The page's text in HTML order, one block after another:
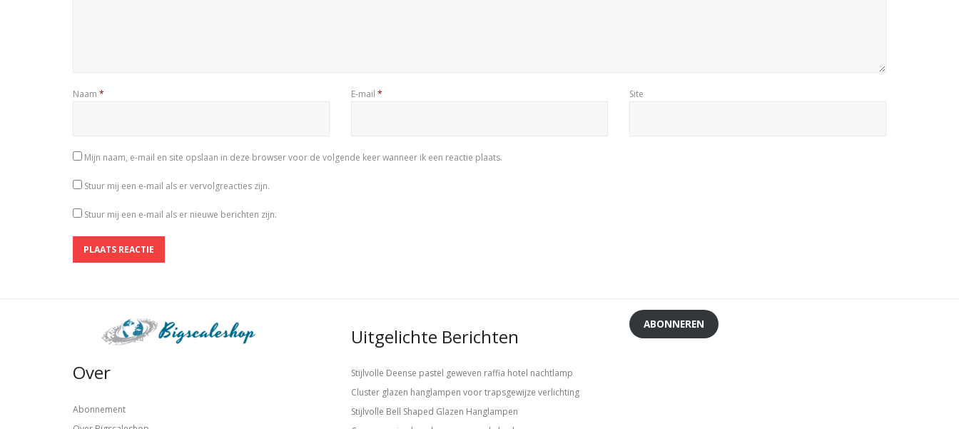
Naam * E-mail * Site
Mijn naam, e-mail en site opslaan in deze browser voor de volgende keer wanneer ik een reactie plaats.
Stuur mij een e-mail als er vervolgreacties zijn.
Stuur mij een e-mail als er nieuwe berichten zijn.
Over
Abonnement
Uitgelichte Berichten
Stijlvolle Deense pastel geweven raffia hotel nachtlamp
Cluster glazen hanglampen voor trapsgewijze verlichting
Stijlvolle Bell Shaped Glazen Hanglampen
ABONNEREN